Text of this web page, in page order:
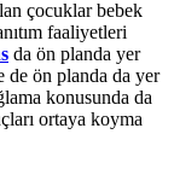
çocuklar bebek
faaliyetleri
da ön planda yer
de ön planda da yer
konusunda da
ortaya koyma